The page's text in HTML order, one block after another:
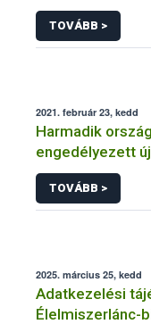
TOVÁBB >
2021. február 23, kedd
Harmadik
engedélyezett
Unióban
TOVÁBB >
2025. március 25, kedd
Adatkezelési
Élelmiszerlánc-